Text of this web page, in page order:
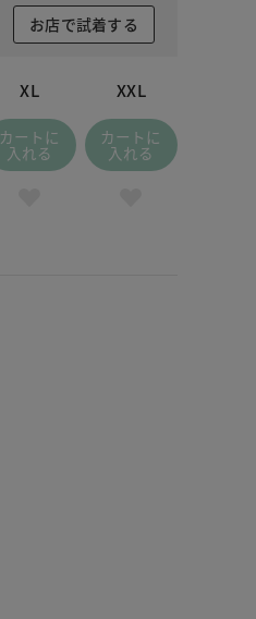
お店で試着する
XL
カートに
入れる
XXL
カートに
入れる